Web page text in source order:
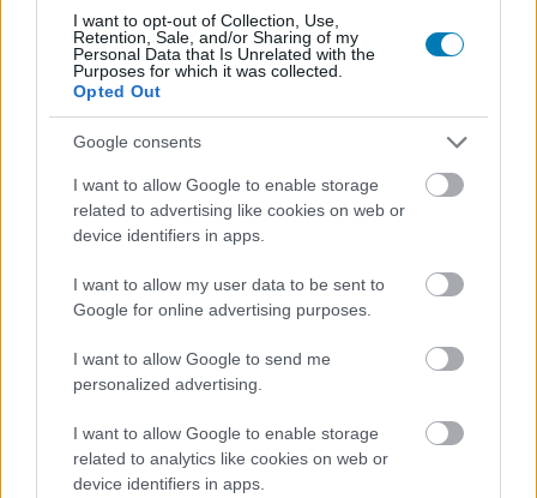
I want to opt-out of Collection, Use,
Retention, Sale, and/or Sharing of my
Personal Data that Is Unrelated with the
Purposes for which it was collected.
Opted Out
Google consents
I want to allow Google to enable storage
related to advertising like cookies on web or
device identifiers in apps.
I want to allow my user data to be sent to
Google for online advertising purposes.
I want to allow Google to send me
personalized advertising.
I want to allow Google to enable storage
related to analytics like cookies on web or
device identifiers in apps.
amilyen az új Hangya-film CGI-a.
Unmute Loaded:
21.65%
helyzete. Bár
első hétvége mozis eredményeimégis felülmúlták az
elődökéit (persze az már más kérdés, hogy hosszútávon
mennyire lesznek hatással a bevételre a negatív
vélemények). A kritikusok sok más mellett a látványt is
bírálták: nemcsak azt, hogy az előző részek kreativitása
effektusok nem mindig festettek túl jól, élen MODOK-
Sokakban felmerülhetett a kérdés, mi miatt történhetett
ez, és természetesen felmerült az is, hogy újfent a